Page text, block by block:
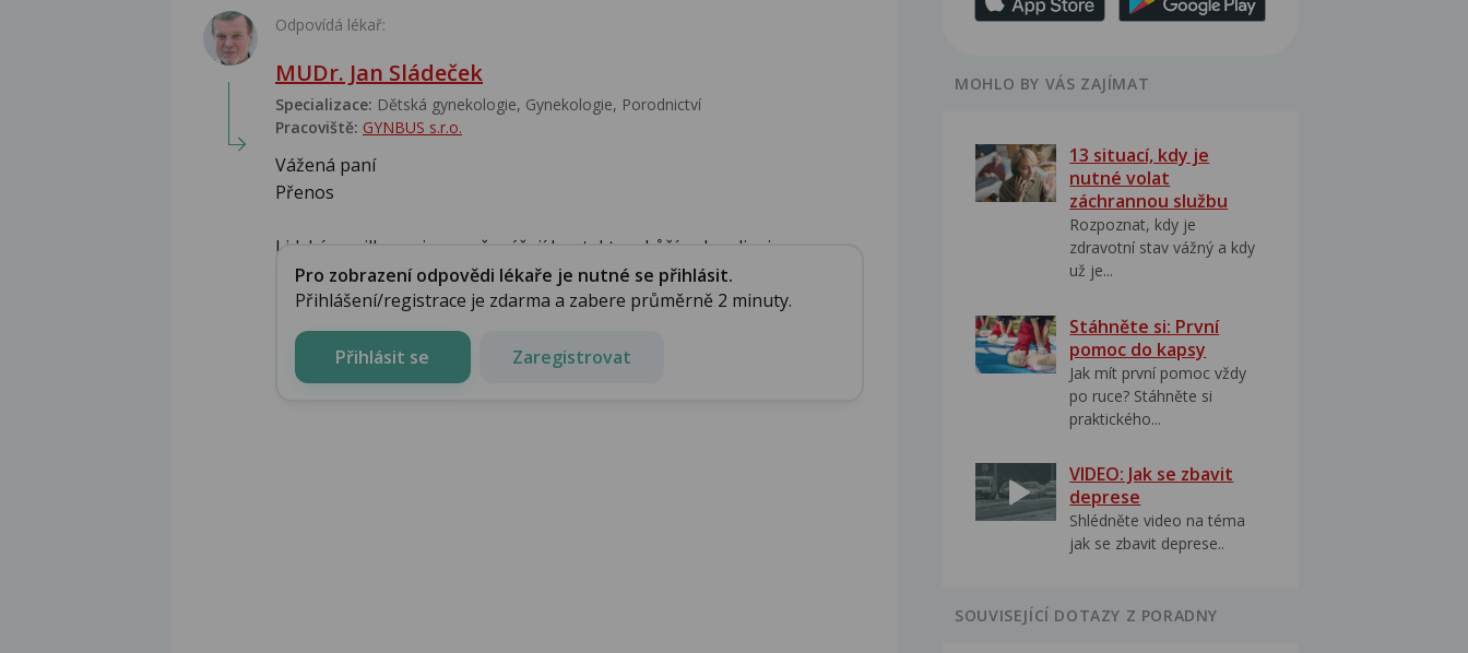
Odpovídá lékař:
MUDr. Jan Sládeček
Specializace: Dětská gynekologie, Gynekologie, Porodnictví
Pracoviště: GYNBUS s.r.o.
Vážená paní
Přenos
Lidské papillomaviry se přenášejí kontaktem kůží nebo sliznic, ...
Pro zobrazení odpovědi lékaře je nutné se přihlásit.
Přihlášení/registrace je zdarma a zabere průměrně 2 minuty.
Přihlásit se Zaregistrovat
MOHLO BY VÁS ZAJÍMAT
13 situací, kdy je
nutné volat
záchrannou službu
Rozpoznat, kdy je
zdravotní stav vážný a kdy
už je...
Stáhněte si: První
pomoc do kapsy
Jak mít první pomoc vždy
po ruce? Stáhněte si
praktického...
VIDEO: Jak se zbavit
deprese
Shlédněte video na téma
jak se zbavit deprese..
SOUVISEJÍCÍ DOTAZY Z PORADNY